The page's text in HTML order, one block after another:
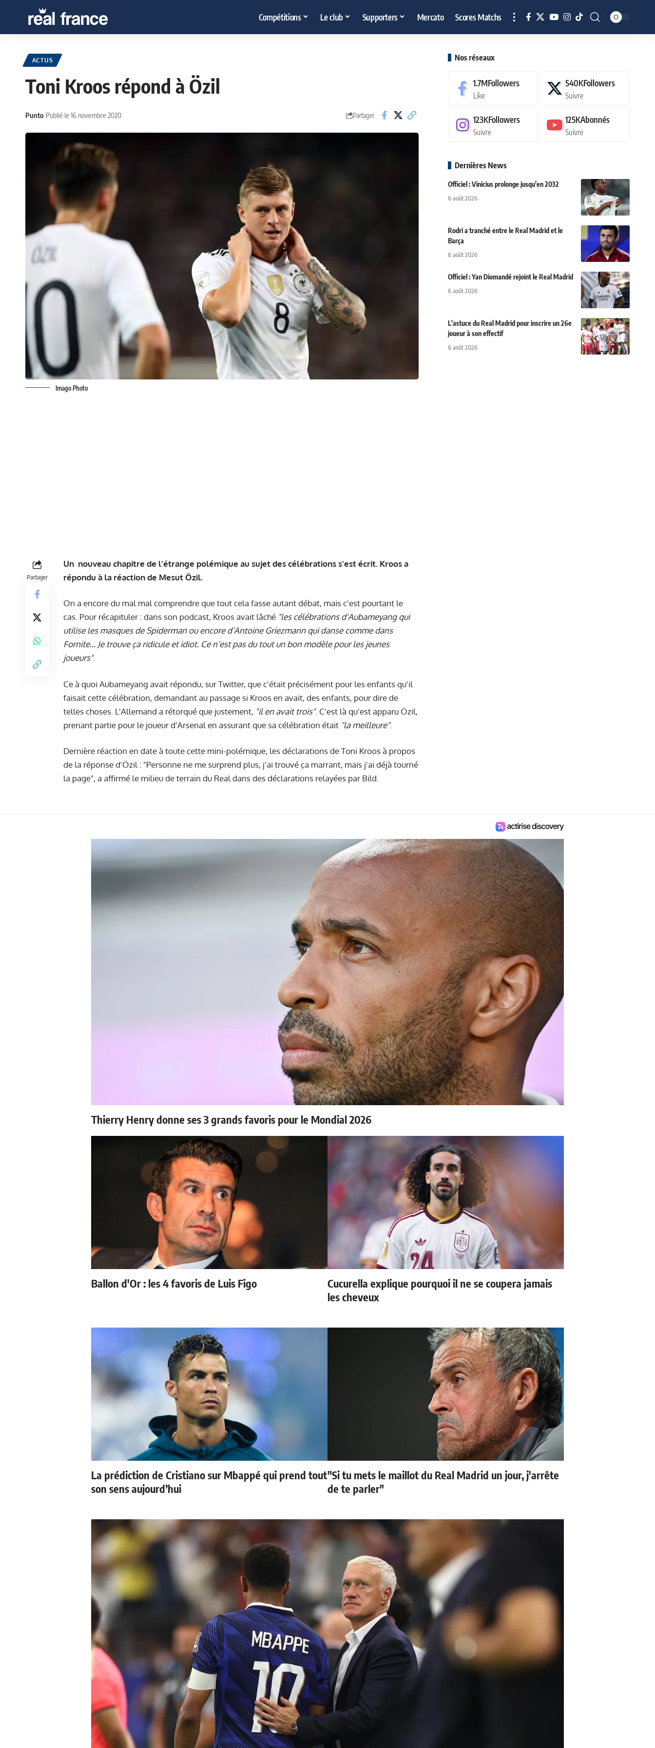
Compétitions Le club Supporters Mercato Scores Matchs
ACTUS
Toni Kroos répond à Özil
Punto Publié le 16 novembre 2020 Partager
Imago Photo
Partager
Un nouveau chapitre de l'étrange polémique au sujet des célébrations s'est écrit. Kroos a
répondu à la réaction de Mesut Özil.
On a encore du mal mal comprendre que tout cela fasse autant débat, mais c'est pourtant le
cas. Pour récapituler : dans son podcast, Kroos avait lâché "les célébrations d'Aubameyang qui
utilise les masques de Spiderman ou encore d’Antoine Griezmann qui danse comme dans
Fornite... Je trouve ça ridicule et idiot. Ce n’est pas du tout un bon modèle pour les jeunes
joueurs".
Ce à quoi Aubameyang avait répondu, sur Twitter, que c'était précisément pour les enfants qu'il
faisait cette célébration, demandant au passage si Kroos en avait, des enfants, pour dire de
telles choses. L'Allemand a rétorqué que justement, "il en avait trois". C'est là qu'est apparu Özil,
prenant partie pour le joueur d'Arsenal en assurant que sa célébration était "la meilleure".
Dernière réaction en date à toute cette mini-polémique, les déclarations de Toni Kroos à propos
de la réponse d'Özil : "Personne ne me surprend plus, j'ai trouvé ça marrant, mais j'ai déjà tourné
la page", a affirmé le milieu de terrain du Real dans des déclarations relayées par Bild.
Nos réseaux
1.7MFollowers
Like
540KFollowers
Suivre
123KFollowers
Suivre
125KAbonnés
Suivre
Dernières News
Officiel : Vinicius prolonge jusqu'en 2032
6 août 2026
Rodri a tranché entre le Real Madrid et le
Barça
6 août 2026
Officiel : Yan Diomandé rejoint le Real Madrid
6 août 2026
L'astuce du Real Madrid pour inscrire un 26e
joueur à son effectif
6 août 2026
Thierry Henry donne ses 3 grands favoris pour le Mondial 2026
Ballon d'Or : les 4 favoris de Luis Figo
Cucurella explique pourquoi il ne se coupera jamais
les cheveux
La prédiction de Cristiano sur Mbappé qui prend tout
son sens aujourd’hui
"Si tu mets le maillot du Real Madrid un jour, j'arrête
de te parler"